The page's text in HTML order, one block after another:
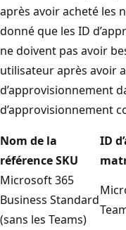
après avoir acheté les
donné que les ID
ne doivent pas avoir
utilisateur après avoir
d’approvisionnement
d’approvisionnement
Nom de la
référence SKU
ID
Microsoft 365
Business Standard
(sans les Teams)